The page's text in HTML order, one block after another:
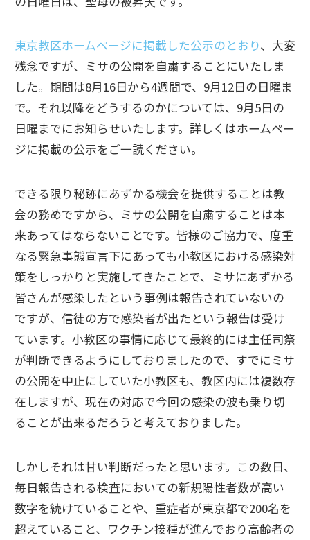
東京教区ホームページに掲載した公示のとおり、大変
残念ですが、ミサの公開を自粛することにいたしま
した。期間は8月16日から4週間で、9月12日の日曜ま
で。それ以降をどうするのかについては、9月5日の
日曜までにお知らせいたします。詳しくはホームペー
ジに掲載の公示をご一読ください。
できる限り秘跡にあずかる機会を提供することは教
会の務めですから、ミサの公開を自粛することは本
来あってはならないことです。皆様のご協力で、度重
なる緊急事態宣言下にあっても小教区における感染対
策をしっかりと実施してきたことで、ミサにあずかる
皆さんが感染したという事例は報告されていないの
ですが、信徒の方で感染者が出たという報告は受け
ています。小教区の事情に応じて最終的には主任司祭
が判断できるようにしておりましたので、すでにミサ
の公開を中止にしていた小教区も、教区内には複数存
在しますが、現在の対応で今回の感染の波も乗り切
ることが出来るだろうと考えておりました。
しかしそれは甘い判断だったと思います。この数日、
毎日報告される検査においての新規陽性者数が高い
数字を続けていることや、重症者が東京都で200名を
超えていること、ワクチン接種が進んでおり高齢者の